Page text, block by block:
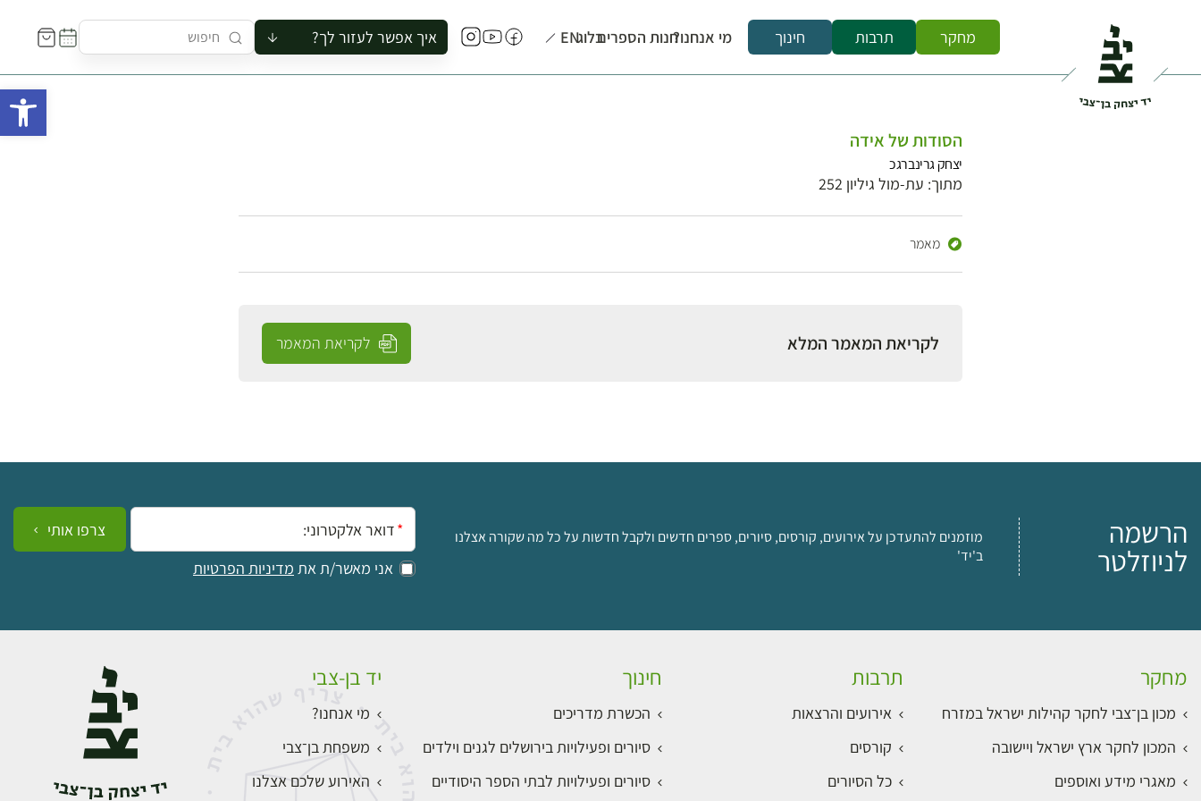
מחקר תרבות חינוך מי אנחנו?חנות הספריםבלוגEN איך אפשר לעזור לך?
להזמין סיור לקבוצה
הסודות של אידה
יצחק גרינברגכ
מתוך: עת-מול גיליון 252
מאמר
לקריאת המאמר המלא לקריאת המאמר
הרשמה
לניוזלטר
מוזמנים להתעדכן על אירועים, קורסים, סיורים, ספרים חדשים ולקבל חדשות על כל מה שקורה אצלנו
ב'יד'
אימייל:
אני מאשר/ת את מדיניות הפרטיות
צרפו אותי
מחקר
מכון בן־צבי לחקר קהילות ישראל במזרח
המכון לחקר ארץ ישראל ויישובה
מאגרי מידע ואוספים
תרבות
אירועים והרצאות
קורסים
כל הסיורים
חינוך
הכשרת מדריכים
סיורים ופעילויות בירושלים לגנים וילדים
סיורים ופעילויות לבתי הספר היסודיים
יד בן-צבי
מי אנחנו?
משפחת בן־צבי
האירוע שלכם אצלנו